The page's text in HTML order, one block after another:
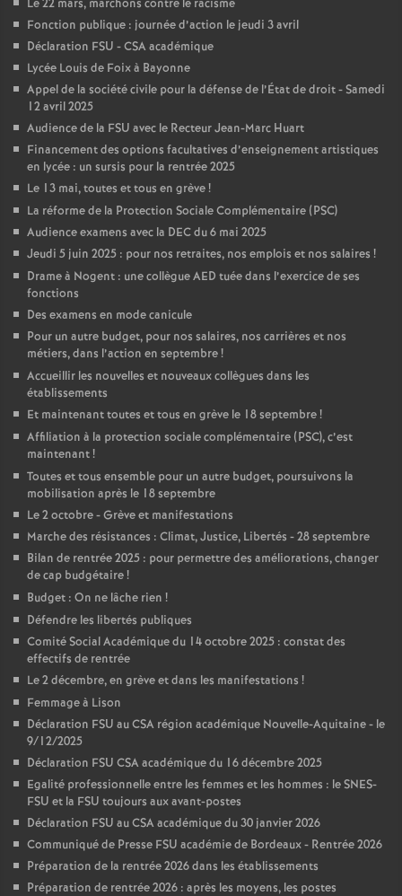
Le 22 mars, marchons contre le racisme
Fonction publique : journée d’action le jeudi 3 avril
Déclaration FSU - CSA académique
Lycée Louis de Foix à Bayonne
Appel de la société civile pour la défense de l’État de droit - Samedi
12 avril 2025
Audience de la FSU avec le Recteur Jean-Marc Huart
Financement des options facultatives d’enseignement artistiques
en lycée : un sursis pour la rentrée 2025
Le 13 mai, toutes et tous en grève!
La réforme de la Protection Sociale Complémentaire (PSC)
Audience examens avec la DEC du 6 mai 2025
Jeudi 5 juin 2025 : pour nos retraites, nos emplois et nos salaires !
Drame à Nogent : une collègue AED tuée dans l’exercice de ses
fonctions
Des examens en mode canicule
Pour un autre budget, pour nos salaires, nos carrières et nos
métiers, dans l’action en septembre!
Accueillir les nouvelles et nouveaux collègues dans les
établissements
Et maintenant toutes et tous en grève le 18 septembre!
Affiliation à la protection sociale complémentaire (PSC), c’est
maintenant!
Toutes et tous ensemble pour un autre budget, poursuivons la
mobilisation après le 18 septembre
Le 2 octobre - Grève et manifestations
Marche des résistances : Climat, Justice, Libertés - 28 septembre
Bilan de rentrée 2025 : pour permettre des améliorations, changer
de cap budgétaire!
Budget : On ne lâche rien !
Défendre les libertés publiques
Comité Social Académique du 14 octobre 2025 : constat des
effectifs de rentrée
Le 2 décembre, en grève et dans les manifestations !
Femmage à Lison
Déclaration FSU au CSA région académique Nouvelle-Aquitaine - le
9/12/2025
Déclaration FSU CSA académique du 16 décembre 2025
Egalité professionnelle entre les femmes et les hommes : le SNES-
FSU et la FSU toujours aux avant-postes
Déclaration FSU au CSA académique du 30 janvier 2026
Communiqué de Presse FSU académie de Bordeaux - Rentrée 2026
Préparation de la rentrée 2026 dans les établissements
Préparation de rentrée 2026 : après les moyens, les postes